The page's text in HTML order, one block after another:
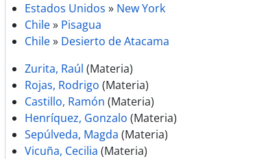
Estados Unidos » New York
Chile» Pisagua
Chile» Desierto de Atacama
Zurita, Raúl (Materia)
Rojas, Rodrigo (Materia)
Castillo, Ramón (Materia)
Henríquez, Gonzalo (Materia)
Sepúlveda, Magda (Materia)
Vicuña, Cecilia (Materia)